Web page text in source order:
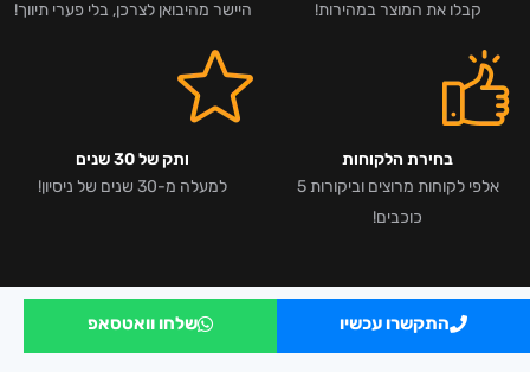
קבלו את המוצר במהירות!
היישר מהיבואן לצרכן, בלי פערי תיווך!
בחירת הלקוחות
אלפי לקוחות מרוצים וביקורות 5
כוכבים!
ותק של 30 שנים
למעלה מ-30 שנים של ניסיון!
התקשרו עכשיו שלחו וואטסאפ